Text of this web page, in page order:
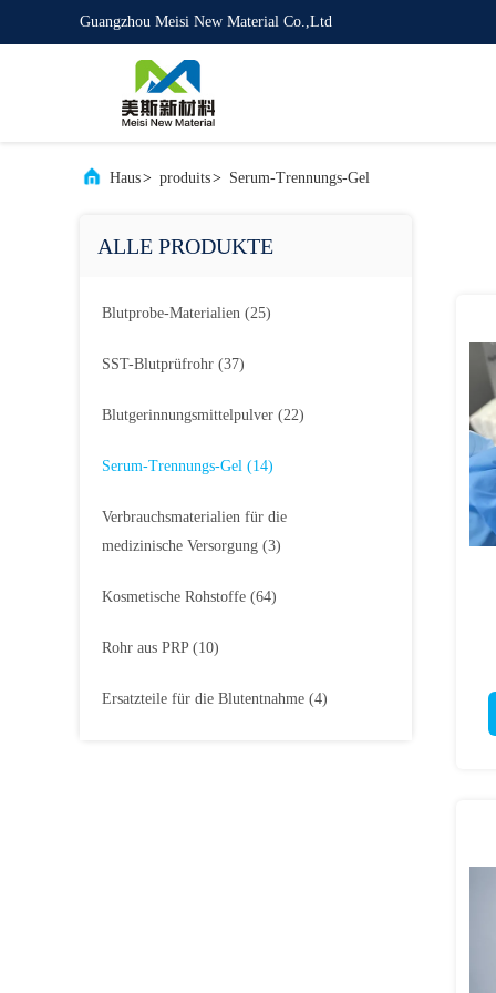
Guangzhou Meisi New Material Co.,Ltd
Haus> produits> Serum-Trennungs-Gel
ALLE PRODUKTE
Blutprobe-Materialien (25)
SST-Blutprüfrohr (37)
Blutgerinnungsmittelpulver (22)
Serum-Trennungs-Gel (14)
Verbrauchsmaterialien für die
medizinische Versorgung (3)
Kosmetische Rohstoffe (64)
Rohr aus PRP (10)
Ersatzteile für die Blutentnahme (4)